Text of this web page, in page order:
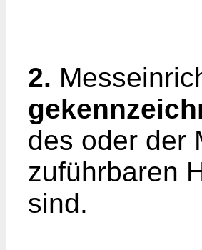
2.
des oder der
zuführbaren
sind.